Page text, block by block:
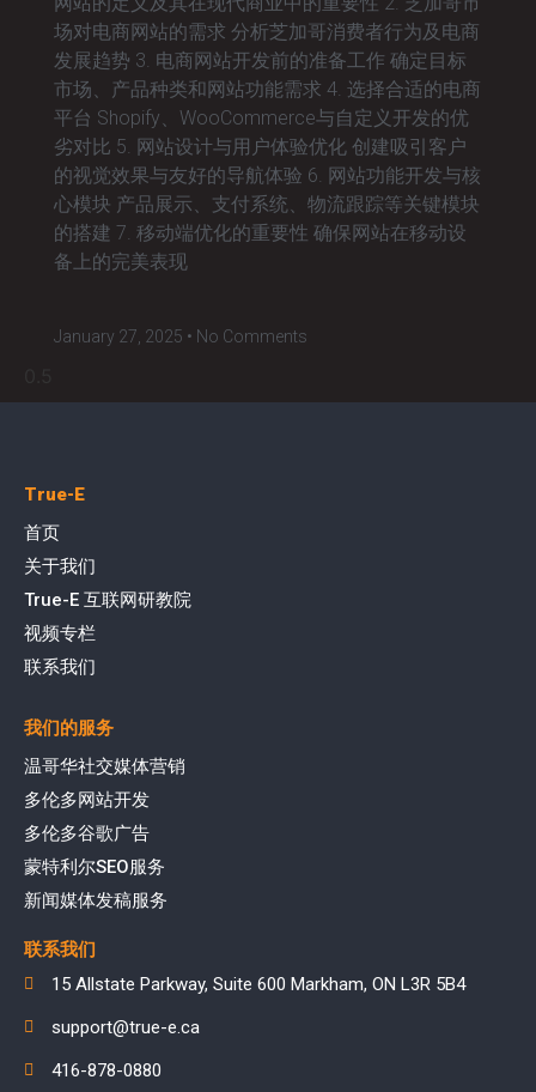
场对电商网站的需求 分析芝加哥消费者行为及电商
发展趋势 3. 电商网站开发前的准备工作 确定目标
市场、产品种类和网站功能需求 4. 选择合适的电商
平台 Shopify、WooCommerce与自定义开发的优
劣对比 5. 网站设计与用户体验优化 创建吸引客户
的视觉效果与友好的导航体验 6. 网站功能开发与核
心模块 产品展示、支付系统、物流跟踪等关键模块
的搭建 7. 移动端优化的重要性 确保网站在移动设
备上的完美表现
January 27, 2025 No Comments
True-E
首页
关于我们
True-E 互联网研教院
视频专栏
联系我们
我们的服务
温哥华社交媒体营销
多伦多网站开发
多伦多谷歌广告
蒙特利尔SEO服务
新闻媒体发稿服务
联系我们
15 Allstate Parkway, Suite 600 Markham, ON L3R 5B4
support@true-e.ca
416-878-0880